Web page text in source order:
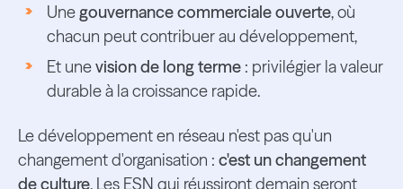
Unegouvernance commerciale ouverte, où
chacun peut contribuer au développement,
Et unevision de long terme: privilégier la valeur
durable à la croissance rapide.
Le développement en réseau n'est pas qu'un
changement d'organisation : c'est un changement
de culture. Les ESN qui réussiront demain seront